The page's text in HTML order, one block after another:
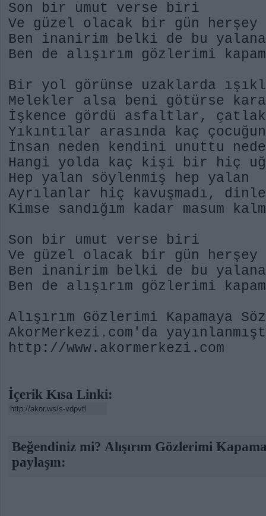
Son bir umut verse biri
Ve güzel olacak bir gün herşey
Ben inanirim belki de bu
Ben de alışırım gözlerimi
Bir yol görünse uzaklarda
Melekler alsa beni götürse
İşkence gördü asfaltlar,
Yıkıntılar arasında kaç
İnsan neden kendini unuttu
Hangi yolda kaç kişi bir hiç
Hep yalan söylenmiş hep yalan
Ayrılanlar hiç kavuşmadı,
Kimse sandığım kadar masum
Son bir umut verse biri
Ve güzel olacak bir gün herşey
Ben inanirim belki de bu
Ben de alışırım gözlerimi
Alışırım Gözlerimi Kapamaya
AkorMerkezi.com'da
http://www.akormerkezi.com
İçerik Kısa Linki:
Beğendiniz mi? Alışırım Gözlerimi
paylaşın: